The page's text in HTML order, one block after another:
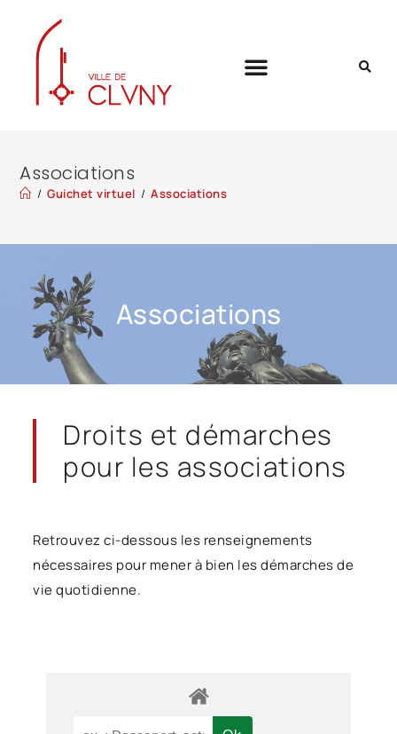
Associations
/ Guichet virtuel / Associations
Associations
Droits et démarches
pour les associations
Retrouvez ci-dessous les renseignements
nécessaires pour mener à bien les démarches de
vie quotidienne.